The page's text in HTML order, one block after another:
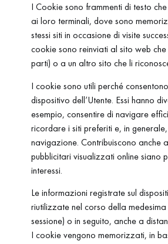
I Cookie sono frammenti di testo
ai loro terminali, dove sono
stessi siti in occasione di visite
cookie sono reinviati al sito web
parti) o a un altro sito che li
I cookie sono utili perché
dispositivo dell’Utente. Essi hanno
esempio, consentire di navigare
ricordare i siti preferiti e, in
navigazione. Contribuiscono anche
pubblicitari visualizzati online siano
interessi.
Le informazioni registrate sul
riutilizzate nel corso della
sessione) o in seguito, anche a
I cookie vengono memorizzati, in